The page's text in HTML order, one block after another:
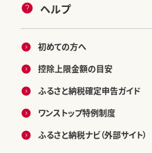
ヘルプ
初めての方へ
控除上限金額の目安
ふるさと納税確定申告ガイド
ワンストップ特例制度
ふるさと納税ナビ（外部サイト）